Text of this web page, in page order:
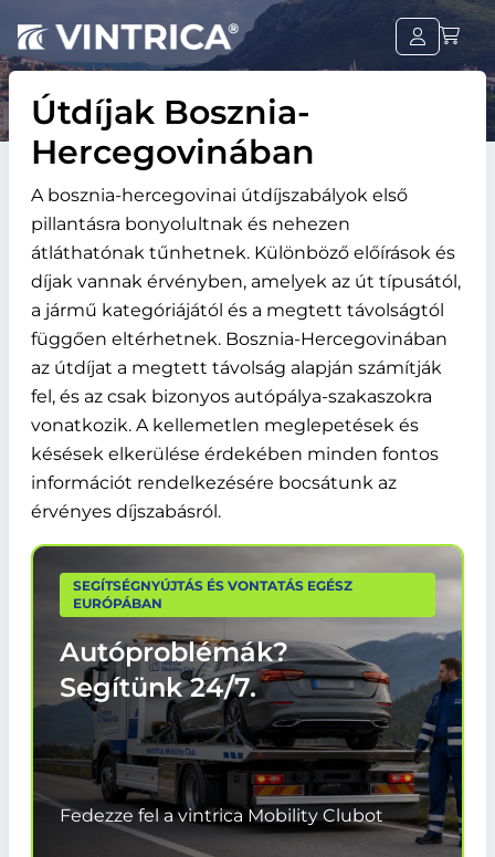
Útdíjak Bosznia-
Hercegovinában
A bosznia-hercegovinai útdíjszabályok első
pillantásra bonyolultnak és nehezen
átláthatónak tűnhetnek. Különböző előírások és
díjak vannak érvényben, amelyek az út típusától,
a jármű kategóriájától és a megtett távolságtól
függően eltérhetnek. Bosznia-Hercegovinában
az útdíjat a megtett távolság alapján számítják
fel, és az csak bizonyos autópálya-szakaszokra
vonatkozik. A kellemetlen meglepetések és
késések elkerülése érdekében minden fontos
információt rendelkezésére bocsátunk az
érvényes díjszabásról.
SEGÍTSÉGNYÚJTÁS ÉS VONTATÁS EGÉSZ
EURÓPÁBAN
Autóproblémák?
Segítünk24/7.
Fedezze fel a vintrica Mobility Clubot